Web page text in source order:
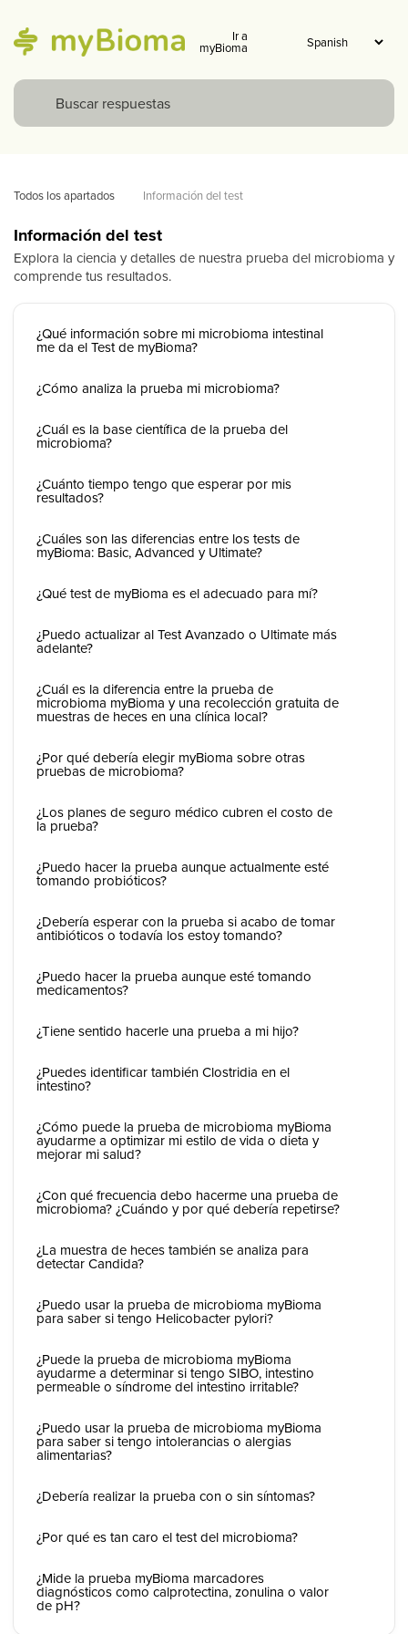
Ir a
myBioma
Todos los apartados Información del test
Información del test
Explora la ciencia y detalles de nuestra prueba del microbioma y
comprende tus resultados.
¿Qué información sobre mi microbioma intestinal
me da el Test de myBioma?
¿Cómo analiza la prueba mi microbioma?
¿Cuál es la base científica de la prueba del
microbioma?
¿Cuánto tiempo tengo que esperar por mis
resultados?
¿Cuáles son las diferencias entre los tests de
myBioma: Basic, Advanced y Ultimate?
¿Qué test de myBioma es el adecuado para mí?
¿Puedo actualizar al Test Avanzado o Ultimate más
adelante?
¿Cuál es la diferencia entre la prueba de
microbioma myBioma y una recolección gratuita de
muestras de heces en una clínica local?
¿Por qué debería elegir myBioma sobre otras
pruebas de microbioma?
¿Los planes de seguro médico cubren el costo de
la prueba?
¿Puedo hacer la prueba aunque actualmente esté
tomando probióticos?
¿Debería esperar con la prueba si acabo de tomar
antibióticos o todavía los estoy tomando?
¿Puedo hacer la prueba aunque esté tomando
medicamentos?
¿Tiene sentido hacerle una prueba a mi hijo?
¿Puedes identificar también Clostridia en el
intestino?
¿Cómo puede la prueba de microbioma myBioma
ayudarme a optimizar mi estilo de vida o dieta y
mejorar mi salud?
¿Con qué frecuencia debo hacerme una prueba de
microbioma? ¿Cuándo y por qué debería repetirse?
¿La muestra de heces también se analiza para
detectar Candida?
¿Puedo usar la prueba de microbioma myBioma
para saber si tengo Helicobacter pylori?
¿Puede la prueba de microbioma myBioma
ayudarme a determinar si tengo SIBO, intestino
permeable o síndrome del intestino irritable?
¿Puedo usar la prueba de microbioma myBioma
para saber si tengo intolerancias o alergias
alimentarias?
¿Debería realizar la prueba con o sin síntomas?
¿Por qué es tan caro el test del microbioma?
¿Mide la prueba myBioma marcadores
diagnósticos como calprotectina, zonulina o valor
de pH?